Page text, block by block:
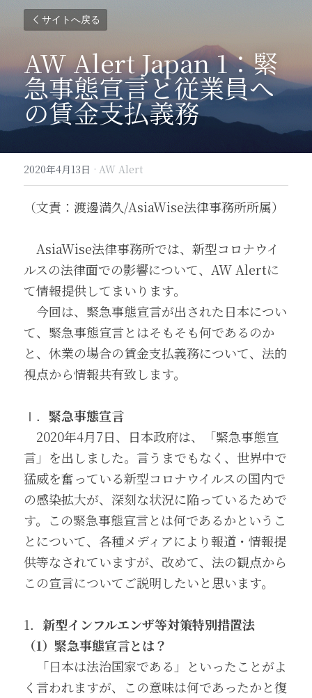
サイトへ戻る
AW Alert Japan 1：緊
急事態宣言と従業員へ
の賃金支払義務
2020年4月13日 · AW Alert
（文責：渡邊満久/AsiaWise法律事務所所属）
AsiaWise法律事務所では、新型コロナウイ
ルスの法律面での影響について、AW Alertに
て情報提供してまいります。
今回は、緊急事態宣言が出された日本につい
て、緊急事態宣言とはそもそも何であるのか
と、休業の場合の賃金支払義務について、法的
視点から情報共有致します。
Ⅰ． 緊急事態宣言
2020年4月7日、日本政府は、「緊急事態宣
言」を出しました。言うまでもなく、世界中で
猛威を奮っている新型コロナウイルスの国内で
の感染拡大が、深刻な状況に陥っているためで
す。この緊急事態宣言とは何であるかというこ
とについて、各種メディアにより報道・情報提
供等なされていますが、改めて、法の観点から
この宣言についてご説明したいと思います。
1． 新型インフルエンザ等対策特別措置法
（1）緊急事態宣言とは？
「日本は法治国家である」といったことがよ
く言われますが、この意味は何であったかと復